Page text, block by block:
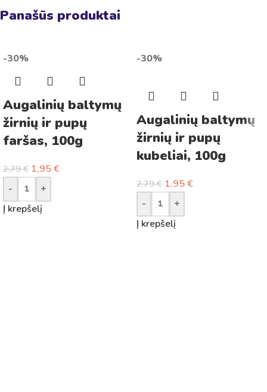
Panašūs produktai
-30%
Augalinių baltymų
žirnių ir pupų
faršas, 100g
2,79€ 1,95€
-
+
Į krepšelį
-30%
Augalinių baltymų
žirnių ir pupų
kubeliai, 100g
2,79€ 1,95€
-
+
Į krepšelį